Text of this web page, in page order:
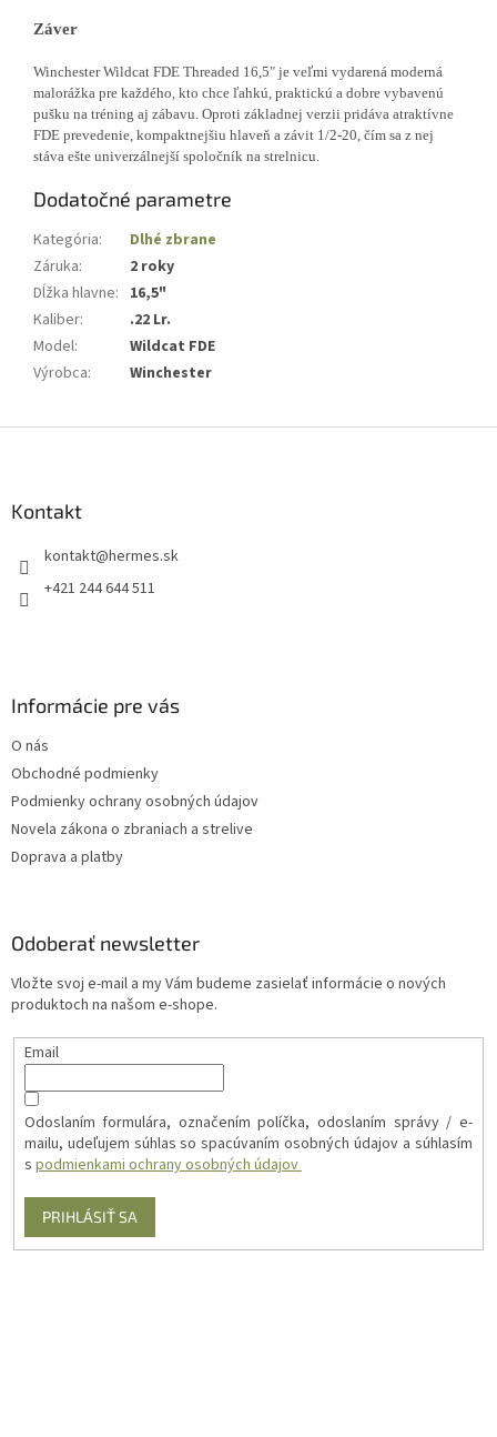
Záver
Winchester Wildcat FDE Threaded 16,5" je veľmi vydarená moderná
malorážka pre každého, kto chce ľahkú, praktickú a dobre vybavenú
pušku na tréning aj zábavu. Oproti základnej verzii pridáva atraktívne
FDE prevedenie, kompaktnejšiu hlaveň a závit 1/2-20, čím sa z nej
stáva ešte univerzálnejší spoločník na strelnicu.
Dodatočné parametre
Kategória:
Dlhé zbrane
Záruka:
2 roky
Dĺžka hlavne: 16,5"
Kaliber:
.22 Lr.
Model:
Wildcat FDE
Výrobca: Winchester
Kontakt
kontakt@hermes.sk
+421 244 644 511
Informácie pre vás
O nás
Obchodné podmienky
Podmienky ochrany osobných údajov
Novela zákona o zbraniach a strelive
Doprava a platby
Odoberať newsletter
Vložte svoj e-mail a my Vám budeme zasielať informácie o nových
produktoch na našom e-shope.
Email
Odoslaním formulára, označením políčka, odoslaním správy / e-
mailu, udeľujem súhlas so spacúvaním osobných údajov a súhlasím
s podmienkami ochrany osobných údajov
PRIHLÁSIŤ SA